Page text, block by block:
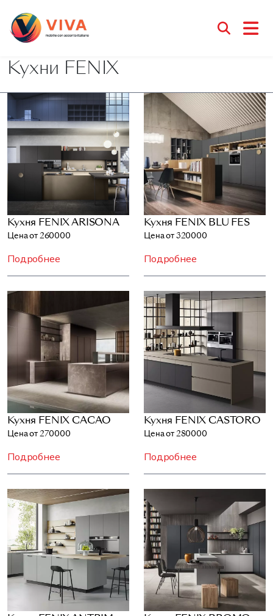
Кухни FENIX
Кухня FENIX ARISONA
Цена от 260000
Подробнее
Кухня FENIX BLU FES
Цена от 320000
Подробнее
Кухня FENIX CACAO
Цена от 270000
Подробнее
Кухня FENIX CASTORO
Цена от 280000
Подробнее